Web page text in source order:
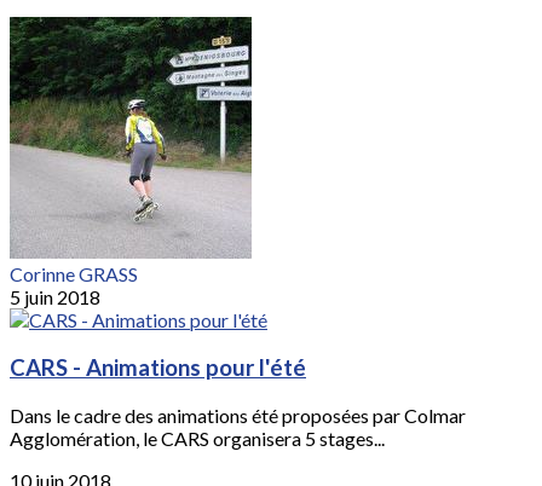
Corinne GRASS
5 juin 2018
CARS - Animations pour l'été
Dans le cadre des animations été proposées par Colmar
Agglomération, le CARS organisera 5 stages...
10 juin 2018